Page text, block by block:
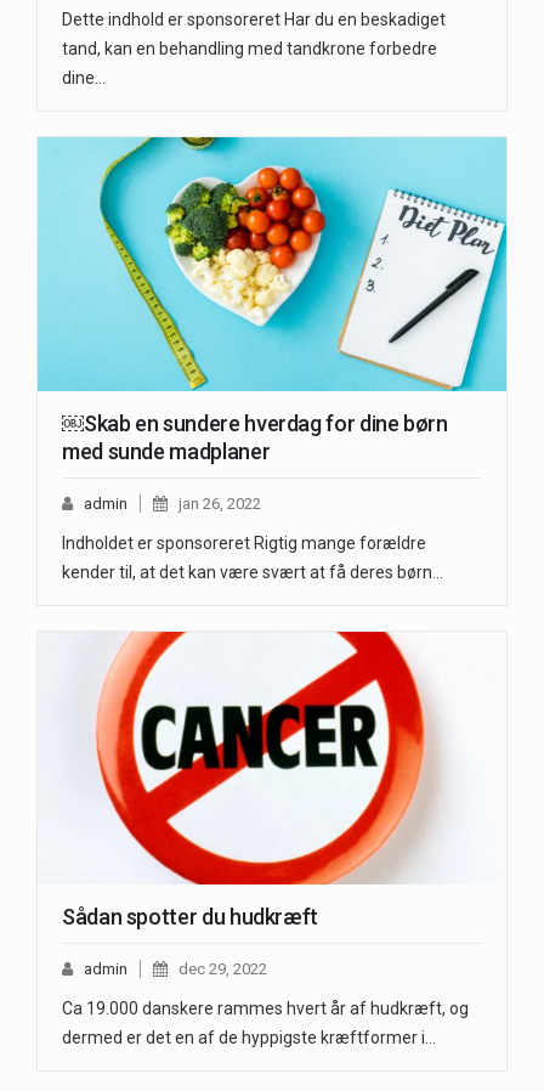
Dette indhold er sponsoreret Har du en beskadiget
tand, kan en behandling med tandkrone forbedre
dine…
￼Skab en sundere hverdag for dine børn
med sunde madplaner
admin jan 26, 2022
Indholdet er sponsoreret Rigtig mange forældre
kender til, at det kan være svært at få deres børn…
Sådan spotter du hudkræft
admin dec 29, 2022
Ca 19.000 danskere rammes hvert år af hudkræft, og
dermed er det en af de hyppigste kræftformer i…